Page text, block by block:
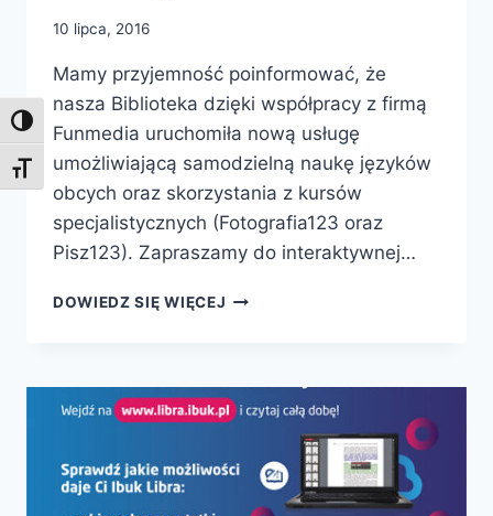
Toggle High Contrast
Toggle Font size
10 lipca, 2016
Mamy przyjemność poinformować, że
nasza Biblioteka dzięki współpracy z firmą
Funmedia uruchomiła nową usługę
umożliwiającą samodzielną naukę języków
obcych oraz skorzystania z kursów
specjalistycznych (Fotografia123 oraz
Pisz123). Zapraszamy do interaktywnej…
DOWIEDZ SIĘ WIĘCEJ „FUNPAKIET
BEZPŁATNE
KURSY
LEARNINGOWE